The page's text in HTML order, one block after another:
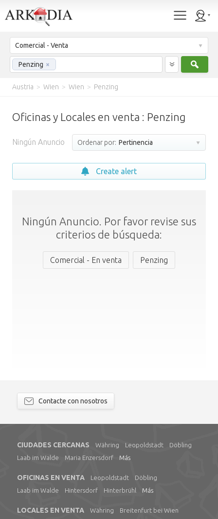
Comercial - Venta
Penzing ×
Austria > Wien > Wien > Penzing
Oficinas y Locales en venta : Penzing
Ningún Anuncio Ordenar por: Pertinencia
Create alert
Ningún Anuncio. Por favor revise sus
criterios de búsqueda:
Comercial - En venta Penzing
Contacte con nosotros
CIUDADES CERCANAS Währing Leopoldstadt
Döbling
Laab im Walde
Maria Enzersdorf Más
OFICINAS EN VENTA Leopoldstadt
Döbling
Laab im Walde
Hintersdorf Hinterbrühl Más
LOCALES EN VENTA Währing
Breitenfurt bei Wien